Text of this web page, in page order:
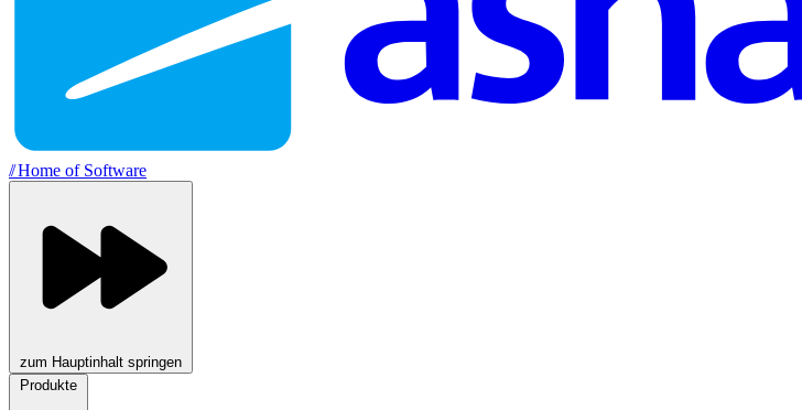
//Home of Software
zum Hauptinhalt springen
Produkte